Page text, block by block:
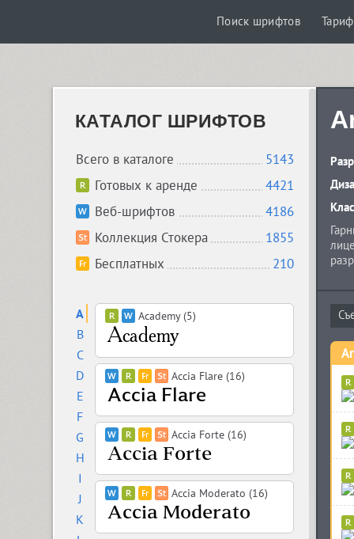
Поиск шрифтов
КАТАЛОГ ШРИФТОВ
Всего в каталоге
5143
Готовых к аренде
4421
Веб-шрифтов
4186
Коллекция Стокера
1855
Бесплатных
210
A
B
C
D
E
F
G
H
I
J
K
Academy (5)
Accia Flare (16)
Accia Forte (16)
Accia Moderato (16)
для